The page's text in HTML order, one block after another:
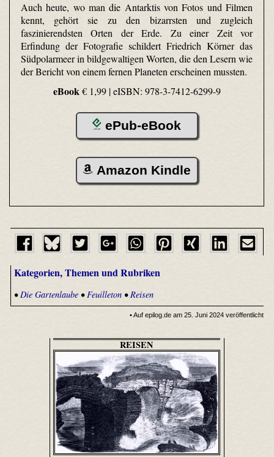
Auch heute, wo man die Antarktis von Fotos und Filmen
kennt, gehört sie zu den bizarrsten und zugleich
faszinierendsten Orten der Erde. Zu einer Zeit vor
Erfindung der Fotografie schildert Friedrich Körner das
Südpolarmeer in bildgewaltigen Worten, die den Lesern wie
der Bericht von einem fernen Planeten erscheinen mussten.
eBook € 1,99 |eISBN: 978-3-7412-6299-9
ePub-eBook
Amazon Kindle
Kategorien, Themen und Rubriken
• Die Gartenlaube• Feuilleton• Reisen
• Auf epilog.de am 25. Juni 2024 veröffentlicht
REISEN